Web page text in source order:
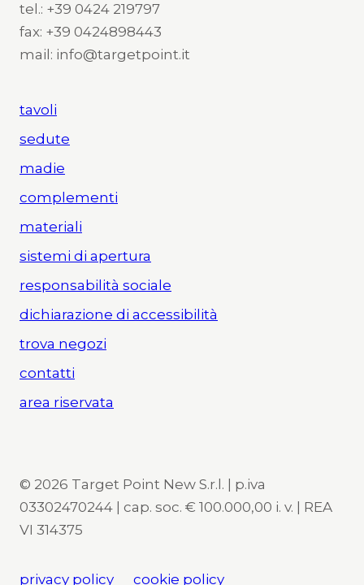
tel.: +39 0424 219797
fax: +39 0424898443
mail: info@targetpoint.it
tavoli
sedute
madie
complementi
materiali
sistemi di apertura
responsabilità sociale
dichiarazione di accessibilità
trova negozi
contatti
area riservata
© 2026 Target Point New S.r.l. | p.iva
03302470244 | cap. soc. € 100.000,00 i. v. | REA
VI 314375
privacy policy cookie policy